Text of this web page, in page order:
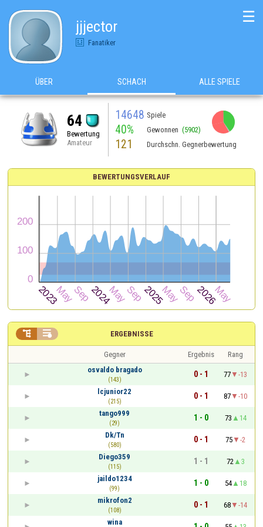
jjjector
Fanatiker
☰
ÜBER SCHACH ALLE SPIELE
64
Bewertung
Amateur
14648 Spiele
40% Gewonnen (5902)
121 Durchschn. Gegnerbewertung
BEWERTUNGSVERLAUF
ERGEBNISSE
 
Gegner Ergebnis
Rang
osvaldo bragado
(143)
0 - 1 77
-13
lcjunior22
(215)
0 - 1 87
-10
tango999
(29)
1 - 0 73
14
Dk/Tn
(580)
0 - 1 75
-2
Diego359
(115)
1 - 1 72
3
jaildo1234
(99)
1 - 0 54
18
mikrofon2
(108)
0 - 1 68
-14
wina